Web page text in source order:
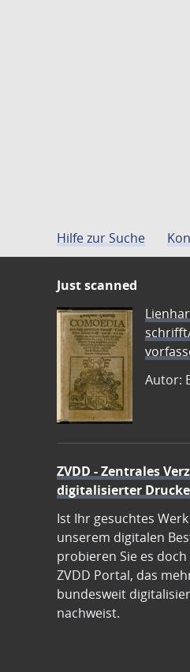
Hilfe zur Suche
Just scanned
Autor:
ZVDD - Zentrales
digitalisierter Drucke
Ist Ihr gesuchtes
unserem digitalen
probieren Sie es
ZVDD Portal, das
bundesweit
nachweist.